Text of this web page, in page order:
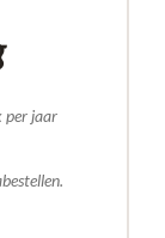
per jaar